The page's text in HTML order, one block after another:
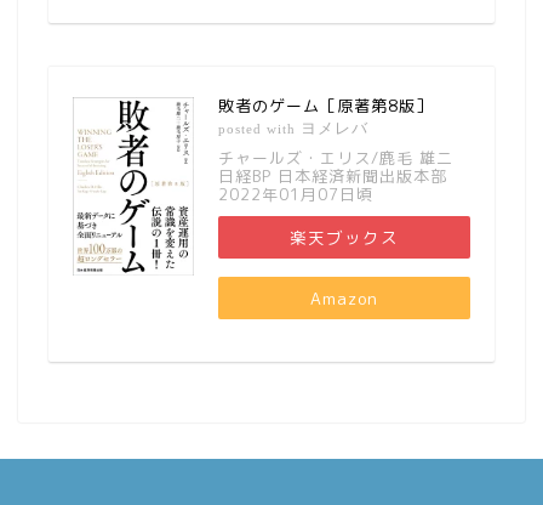
敗者のゲーム［原著第8版］
posted with ヨメレバ
チャールズ・エリス/鹿毛 雄二
日経BP 日本経済新聞出版本部
2022年01月07日頃
楽天ブックス
Amazon